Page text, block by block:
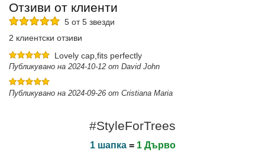
Отзиви от клиенти
5 от 5 звезди
2 клиентски отзиви
Lovely cap,fits perfectly
Публикувано на 2024-10-12 от David John
Публикувано на 2024-09-26 от Cristiana Maria
#StyleForTrees
1 шапка= 1 Дърво